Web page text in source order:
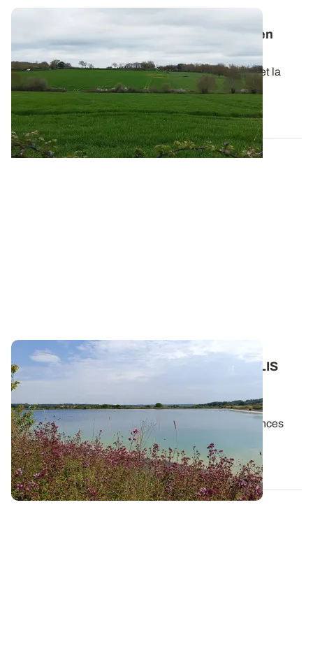
Quelles productions et filières végétales en
Pays de la Loire en 2050
Le changement climatique impacte la productivité et la
compétitivité des systèmes...
31 OCT. 2024
Changement climatique : comment ARVALIS
coconstruit des scénarios d’évolution des
assolements
Expertises agronomique et scientifique, connaissances
des territoires et des filières...
24 OCT. 2024